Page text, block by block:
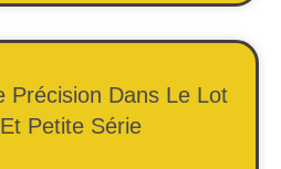
Précision Dans Le Lot
Petite Série